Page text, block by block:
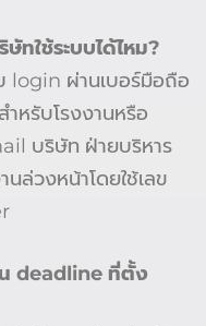
ทใช้ระบบได้ไหม?
login ผ่านเบอร์มือถือ
หรับโรงงานหรือ
บริษัท ฝ่ายบริหาร
ล่วงหน้าโดยใช้เลข
น deadline ที่ตั้ง